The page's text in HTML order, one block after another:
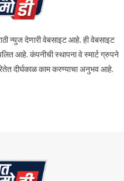
न्युज देणारी वेबसाइट आहे. ही वेबसाइट
आहे. कंपनीची स्थापना वे स्मार्ट ग्रुपने
दीर्घकाळ काम करण्याचा अनुभव आहे.